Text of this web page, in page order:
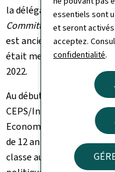
essentiels sont
et seront
acceptez.
confidentialité.
la délégation
Committee (EPC)de l‘UE
est ancien président du
était membre du conseil
2022.
Au début de sa carrière,
CEPS/Instead
Economic Research -
de 12 années en tant que
classe au Ministère de